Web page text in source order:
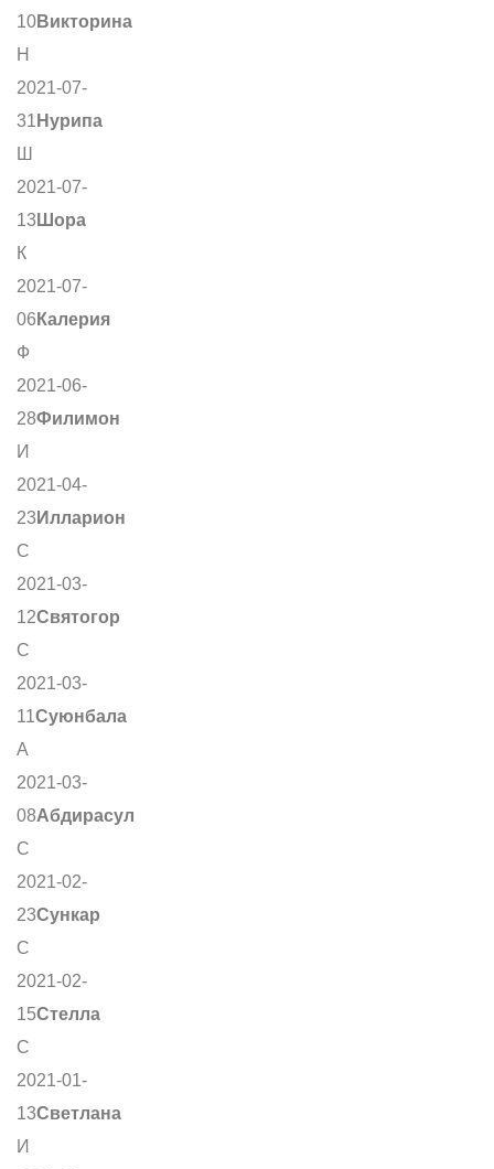
10Викторина
Н
2021-07-
31 Нурипа
Ш
2021-07-
13 Шора
К
2021-07-
06 Калерия
Ф
2021-06-
28Филимон
И
2021-04-
23 Илларион
С
2021-03-
12Святогор
С
2021-03-
11Суюнбала
А
2021-03-
08Абдирасул
С
2021-02-
23Сункар
С
2021-02-
15Стелла
С
2021-01-
13Светлана
И